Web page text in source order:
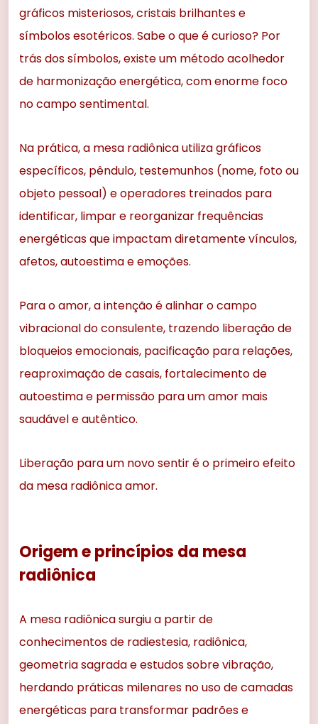
gráficos misteriosos, cristais brilhantes e
símbolos esotéricos. Sabe o que é curioso? Por
trás dos símbolos, existe um método acolhedor
de harmonização energética, com enorme foco
no campo sentimental.
Na prática, a mesa radiônica utiliza gráficos
específicos, pêndulo, testemunhos (nome, foto ou
objeto pessoal) e operadores treinados para
identificar, limpar e reorganizar frequências
energéticas que impactam diretamente vínculos,
afetos, autoestima e emoções.
Para o amor, a intenção é alinhar o campo
vibracional do consulente, trazendo liberação de
bloqueios emocionais, pacificação para relações,
reaproximação de casais, fortalecimento de
autoestima e permissão para um amor mais
saudável e autêntico.
Liberação para um novo sentir é o primeiro efeito
da mesa radiônica amor.
Origem e princípios da mesa
radiônica
A mesa radiônica surgiu a partir de
conhecimentos de radiestesia, radiônica,
geometria sagrada e estudos sobre vibração,
herdando práticas milenares no uso de camadas
energéticas para transformar padrões e